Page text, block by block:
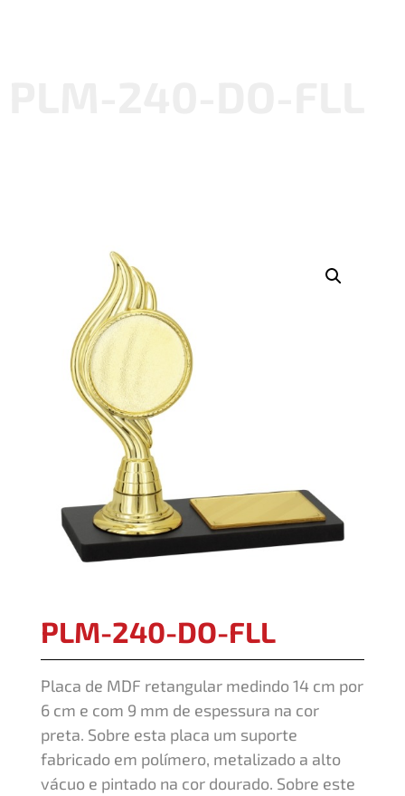
PLM-240-DO-FLL
Placa de MDF retangular medindo 14 cm por
6 cm e com 9 mm de espessura na cor
preta. Sobre esta placa um suporte
fabricado em polímero, metalizado a alto
vácuo e pintado na cor dourado. Sobre este